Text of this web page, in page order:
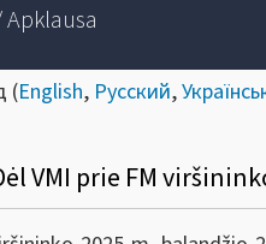
(English, Русский,